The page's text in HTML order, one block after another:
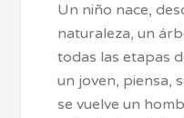
Un niño nace,
naturaleza, un
todas las etapas
un joven, piensa,
se vuelve un